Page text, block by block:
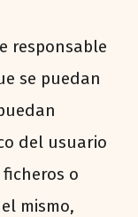
responsable
se puedan
del usuario
o
mismo,